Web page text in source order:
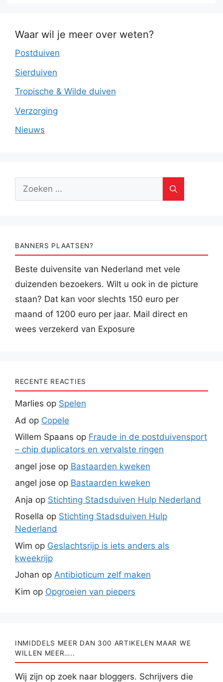
Waar wil je meer over weten?
Postduiven
Sierduiven
Tropische & Wilde duiven
Verzorging
Nieuws
Zoek
BANNERS PLAATSEN?
Beste duivensite van Nederland met vele
duizenden bezoekers. Wilt u ook in de picture
staan? Dat kan voor slechts 150 euro per
maand of 1200 euro per jaar. Mail direct en
wees verzekerd van Exposure
RECENTE REACTIES
Marlies op Spelen
Ad op Copele
Willem Spaans op Fraude in de postduivensport
– chip duplicators en vervalste ringen
angel jose op Bastaarden kweken
angel jose op Bastaarden kweken
Anja op Stichting Stadsduiven Hulp Nederland
Rosella op Stichting Stadsduiven Hulp
Nederland
Wim op Geslachtsrijp is iets anders als
kweekrijp
Johan op Antibioticum zelf maken
Kim op Opgroeien van piepers
INMIDDELS MEER DAN 300 ARTIKELEN MAAR WE
WILLEN MEER…..
Wij zijn op zoek naar bloggers. Schrijvers die